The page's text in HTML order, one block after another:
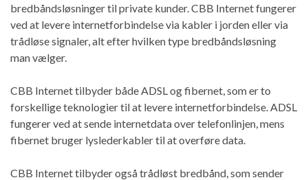
bredbåndsløsninger til private kunder. CBB Internet fungerer
ved at levere internetforbindelse via kabler i jorden eller via
trådløse signaler, alt efter hvilken type bredbåndsløsning
man vælger.
CBB Internet tilbyder både ADSL og fibernet, som er to
forskellige teknologier til at levere internetforbindelse. ADSL
fungerer ved at sende internetdata over telefonlinjen, mens
fibernet bruger lyslederkabler til at overføre data.
CBB Internet tilbyder også trådløst bredbånd, som sender